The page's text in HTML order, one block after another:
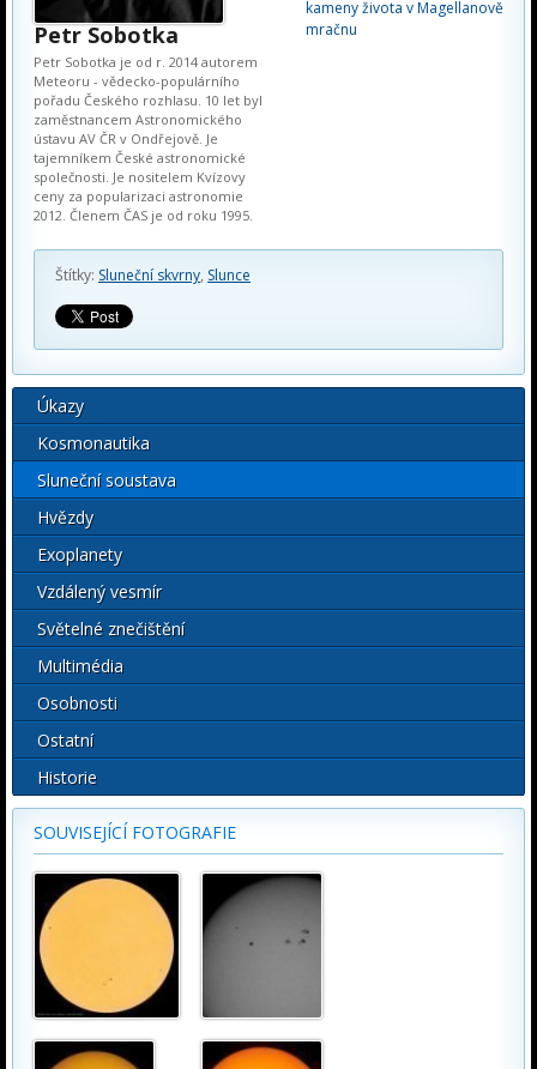
Petr Sobotka
Petr Sobotka je od r. 2014 autorem
Meteoru - vědecko-populárního
pořadu Českého rozhlasu. 10 let byl
zaměstnancem Astronomického
ústavu AV ČR v Ondřejově. Je
tajemníkem České astronomické
společnosti. Je nositelem Kvízovy
ceny za popularizaci astronomie
2012. Členem ČAS je od roku 1995.
kameny života v Magellanově
mračnu
Štítky: Sluneční skvrny, Slunce
Úkazy
Kosmonautika
Sluneční soustava
Hvězdy
Exoplanety
Vzdálený vesmír
Světelné znečištění
Multimédia
Osobnosti
Ostatní
Historie
SOUVISEJÍCÍ FOTOGRAFIE